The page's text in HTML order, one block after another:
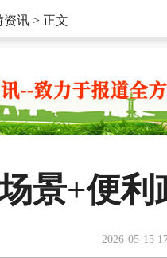
资讯 > 正文
景+便
2026-05-15